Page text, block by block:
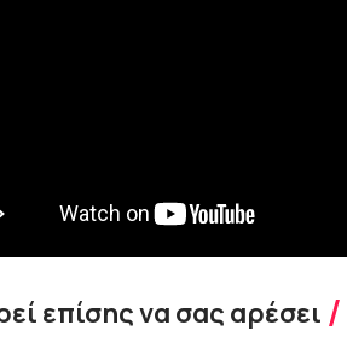
επίσης να σας αρέσει